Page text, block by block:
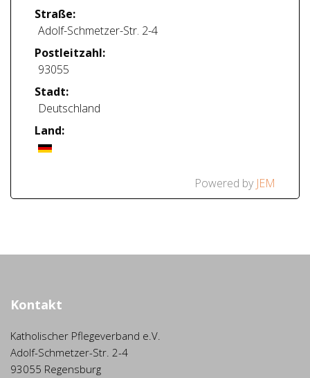
Straße:
Adolf-Schmetzer-Str. 2-4
Postleitzahl:
93055
Stadt:
Deutschland
Land:
Powered by JEM
Kontakt
Katholischer Pflegeverband e.V.
Adolf-Schmetzer-Str. 2-4
93055 Regensburg